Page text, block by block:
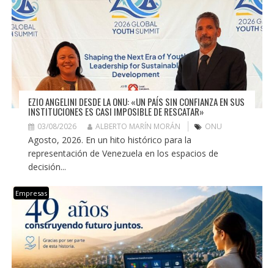
EZIO ANGELINI DESDE LA ONU: «UN PAÍS SIN CONFIANZA EN SUS
INSTITUCIONES ES CASI IMPOSIBLE DE RESCATAR»
03/08/2026 ALBERTO MARÍN MORÁN ONU
Agosto, 2026. En un hito histórico para la
representación de Venezuela en los espacios de
decisión...
Empresas